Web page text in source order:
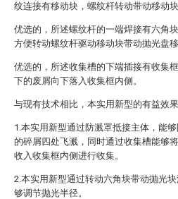
纹连接有移动块，螺纹杆转动带动移动块
优选的，所述螺纹杆的一端焊接有六角
方便转动螺纹杆驱动移动块带动抛光盘移
优选的，所述收集槽的下端插接有收集
下的废屑向下落入收集框内侧。
与现有技术相比，本实用新型的有益效果
1.本实用新型通过防溅罩抵接主体，能
的碎屑四处飞溅，同时通过收集槽能够
收入收集框内侧进行收集。
2.本实用新型通过转动六角块带动抛光
够调节抛光半径。